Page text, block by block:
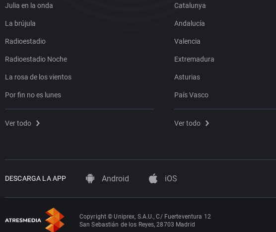
Julia en la onda
La brújula
Radioestadio
Radioestadio Noche
La rosa de los vientos
Por fin no es lunes
Ver todo
Catalunya
Andalucía
Valencia
Extremadura
Asturias
País Vasco
Ver todo
DESCARGA LA APP Android iOS
Copyright © Uniprex, S.A.U., C/ Fuerteventura 12
San Sebastián de los Reyes, 28703 Madrid